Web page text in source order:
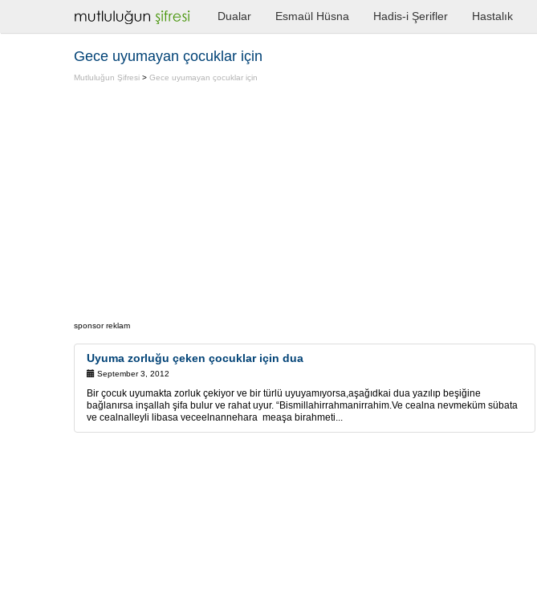
Dualar Esmaül Hüsna Hadis-i Şerifler Hastalık
Gece uyumayan çocuklar için
Mutluluğun Şifresi > Gece uyumayan çocuklar için
sponsor reklam
Uyuma zorluğu çeken çocuklar için dua
September 3, 2012
Bir çocuk uyumakta zorluk çekiyor ve bir türlü uyuyamıyorsa,aşağıdkai dua yazılıp beşiğine
bağlanırsa inşallah şifa bulur ve rahat uyur. “Bismillahirrahmanirrahim.Ve cealna nevmeküm sübata
ve cealnalleyli libasa veceelnannehara meaşa birahmeti...